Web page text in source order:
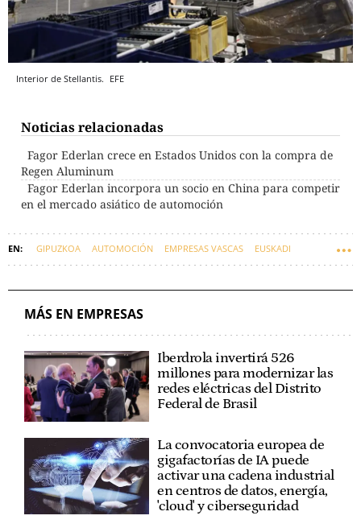
Interior de Stellantis. EFE
Noticias relacionadas
Fagor Ederlan crece en Estados Unidos con la compra de
Regen Aluminum
Fagor Ederlan incorpora un socio en China para competir
en el mercado asiático de automoción
GIPUZKOA AUTOMOCIÓN EMPRESAS VASCAS EUSKADI
MÁS EN EMPRESAS
Iberdrola invertirá 526
millones para modernizar las
redes eléctricas del Distrito
Federal de Brasil
La convocatoria europea de
gigafactorías de IA puede
activar una cadena industrial
en centros de datos, energía,
'cloud' y ciberseguridad